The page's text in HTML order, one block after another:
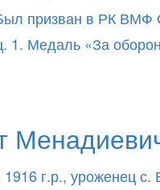
призван в РК ВМФ
1. Медаль «За
г.р., уроженец